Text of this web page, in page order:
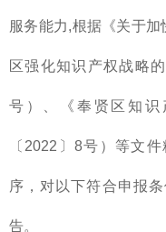
服务能力,根据《关于
区强化知识产权战略
号）、《奉贤区知
〔2022〕8号）等文
序，对以下符合申报
告。